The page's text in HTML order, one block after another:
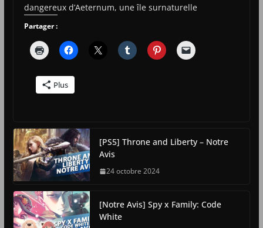
dangereux d’Aeternum, une île surnaturelle
Partager :
Plus
[PS5] Throne and Liberty – Notre
Avis
24 octobre 2024
[Notre Avis] Spy x Family: Code
White